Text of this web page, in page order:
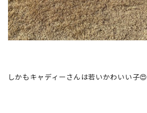
しかもキャディーさんは若いかわいい子😍